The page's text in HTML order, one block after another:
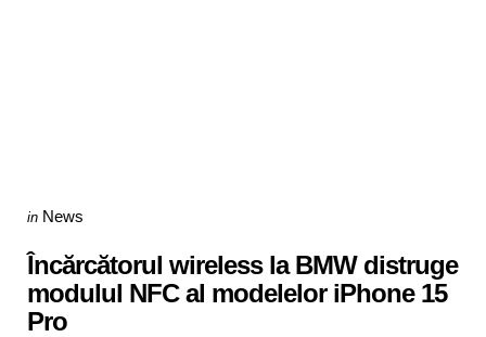
Categories
Posted
in News
Încărcătorul wireless la BMW distruge
modulul NFC al modelelor iPhone 15
Pro